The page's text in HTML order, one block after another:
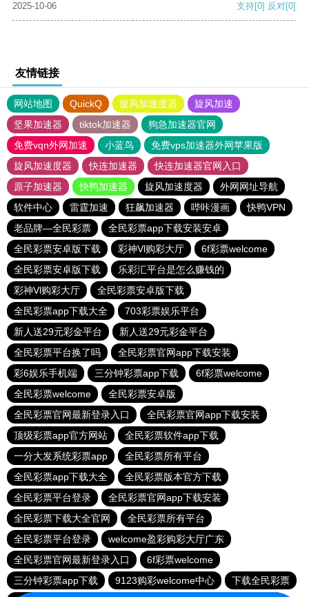
2025-10-06 支持[0] 反对[0]
友情链接
网站地图 QuickQ 旋风加速度器
旋风加速
坚果加速器
tiktok加速器
狗急加速器官网
免费vqn外网加速
小蓝鸟
免费vps加速器外网苹果版
旋风加速度器
快连加速器
快连加速器官网入口
原子加速器
快鸭加速器 旋风加速度器
外网网址导航
软件中心
雷霆加速 狂飙加速器 哔咔漫画
快鸭VPN
老品牌—全民彩票
全民彩票app下载安装安卓
全民彩票安卓版下载
彩神Vl购彩大厅
6f彩票welcome
全民彩票安卓版下载
乐彩汇平台是怎么赚钱的
彩神Vl购彩大厅
全民彩票安卓版下载
全民彩票app下载大全
703彩票娱乐平台
新人送29元彩金平台
新人送29元彩金平台
全民彩票平台换了吗
全民彩票官网app下载安装
彩6娱乐手机端
三分钟彩票app下载
6f彩票welcome
全民彩票welcome
全民彩票安卓版
全民彩票官网最新登录入口
全民彩票官网app下载安装
顶级彩票app官方网站
全民彩票软件app下载
一分大发系统彩票app
全民彩票所有平台
全民彩票app下载大全
全民彩票版本官方下载
全民彩票平台登录
全民彩票官网app下载安装
全民彩票下载大全官网
全民彩票所有平台
全民彩票平台登录
welcome盈彩购彩大厅广东
全民彩票官网最新登录入口
6f彩票welcome
三分钟彩票app下载
9123购彩welcome中心
下载全民彩票